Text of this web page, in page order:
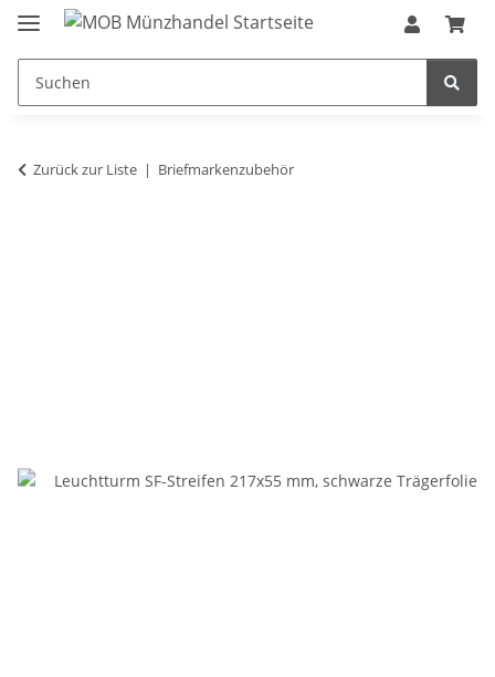
Zurück zur Liste Briefmarkenzubehör